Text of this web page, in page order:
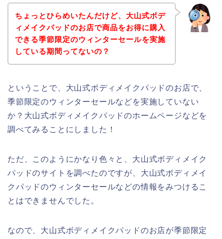
ちょっとひらめいたんだけど、大山式ボデ
ィメイクパッドのお店で商品をお得に購入
できる季節限定のウィンターセールを実施
している期間ってないの？
ということで、大山式ボディメイクパッドのお店で、
季節限定のウィンターセールなどを実施していない
か？大山式ボディメイクパッドのホームページなどを
調べてみることにしました！
ただ、このようにかなり色々と、大山式ボディメイク
パッドのサイトを調べたのですが、大山式ボディメイ
クパッドのウィンターセールなどの情報をみつけるこ
とはできませんでした。
なので、大山式ボディメイクパッドのお店が季節限定